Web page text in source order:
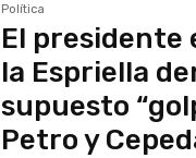
Política
El presidente
la Espriella
supuesto
Petro y